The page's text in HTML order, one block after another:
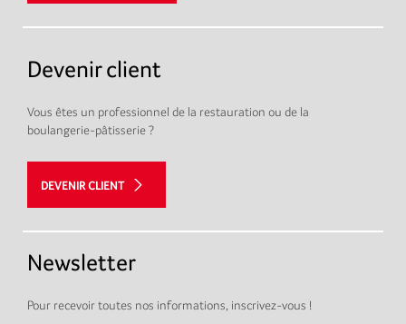
Devenir client
Vous êtes un professionnel de la restauration ou de la
boulangerie-pâtisserie ?
DEVENIR CLIENT
Newsletter
Pour recevoir toutes nos informations, inscrivez-vous !